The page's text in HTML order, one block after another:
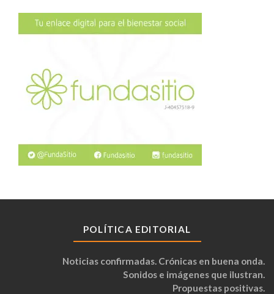
POLÍTICA EDITORIAL
Noticias confirmadas. Crónicas en buena onda.
Sonidos e imágenes que ilustran.
Propuestas positivas.